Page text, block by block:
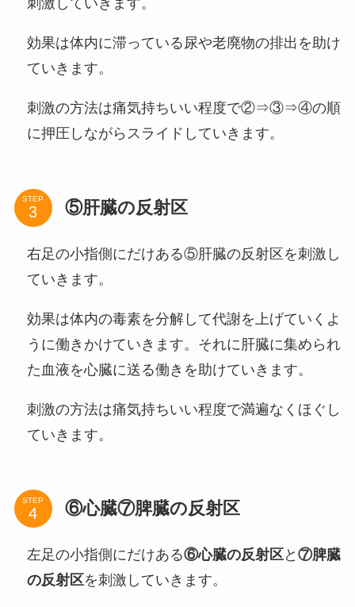
刺激していきます。
効果は体内に滞っている尿や老廃物の排出を助け
ていきます。
刺激の方法は痛気持ちいい程度で②⇒③⇒④の順
に押圧しながらスライドしていきます。
STEP ⑤肝臓の反射区
右足の小指側にだけある⑤肝臓の反射区を刺激し
ていきます。
効果は体内の毒素を分解して代謝を上げていくよ
うに働きかけていきます。それに肝臓に集められ
た血液を心臓に送る働きを助けていきます。
刺激の方法は痛気持ちいい程度で満遍なくほぐし
ていきます。
STEP ⑥心臓⑦脾臓の反射区
左足の小指側にだけある⑥心臓の反射区と ⑦脾臓
の反射区を刺激していきます。